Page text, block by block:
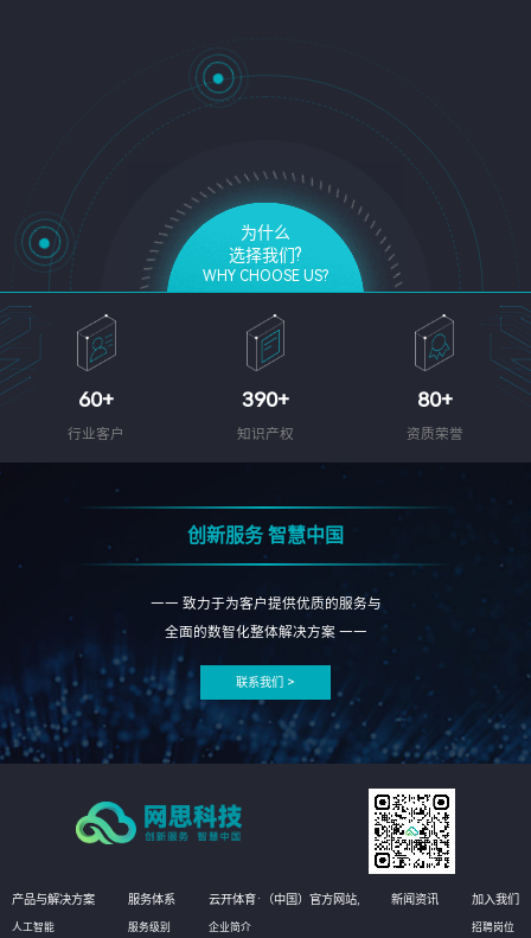
为什么
选择我们?
WHY CHOOSE US?
60+
行业客户
390+
知识产权
80+
资质荣誉
创新服务 智慧中国
—— 致力于为客户提供优质的服务与
全面的数智化整体解决方案 ——
联系我们 >
产品与解决方案
人工智能
服务体系
服务级别
云开体育·（中国）官方网站,
企业简介
新闻资讯 加入我们
招聘岗位